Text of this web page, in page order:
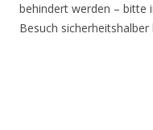
behindert werden – bitte
Besuch sicherheitshalber